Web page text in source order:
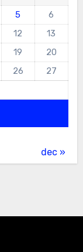
5
6
12
13
19
20
26
27
dec »